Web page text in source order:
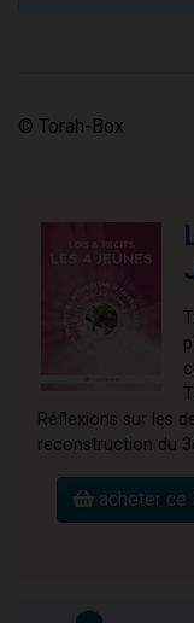
© Torah-Box
Réflexions sur les
reconstruction du
acheter ce